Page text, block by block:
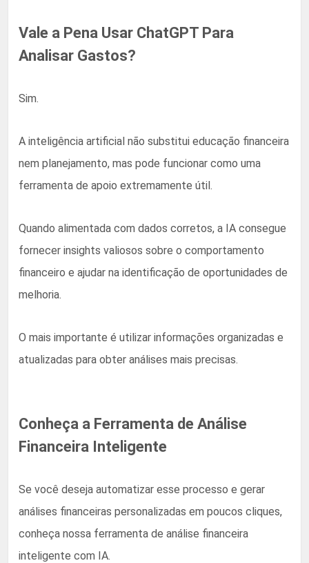
Vale a Pena Usar ChatGPT Para
Analisar Gastos?
Sim.
A inteligência artificial não substitui educação financeira
nem planejamento, mas pode funcionar como uma
ferramenta de apoio extremamente útil.
Quando alimentada com dados corretos, a IA consegue
fornecer insights valiosos sobre o comportamento
financeiro e ajudar na identificação de oportunidades de
melhoria.
O mais importante é utilizar informações organizadas e
atualizadas para obter análises mais precisas.
Conheça a Ferramenta de Análise
Financeira Inteligente
Se você deseja automatizar esse processo e gerar
análises financeiras personalizadas em poucos cliques,
conheça nossa ferramenta de análise financeira
inteligente com IA.